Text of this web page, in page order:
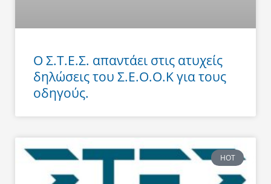
Ο Σ.Τ.Ε.Σ. απαντάει στις ατυχείς
δηλώσεις του Σ.Ε.Ο.Ο.Κ για τους
οδηγούς.
HOT